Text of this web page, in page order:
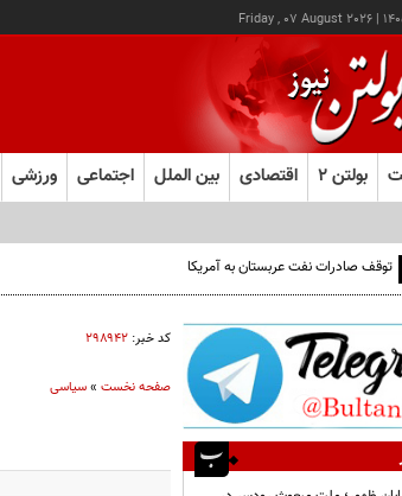
|
Friday , 07 August 2026
بولتن ۲ اقتصادی بین الملل اجتماعی ورزشی
توقف صادرات نفت عربستان به آمریکا
کد خبر: ۲۹۸۹۴۲
صفحه نخست»سیاسی